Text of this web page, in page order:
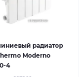
радиатор
Moderno
4